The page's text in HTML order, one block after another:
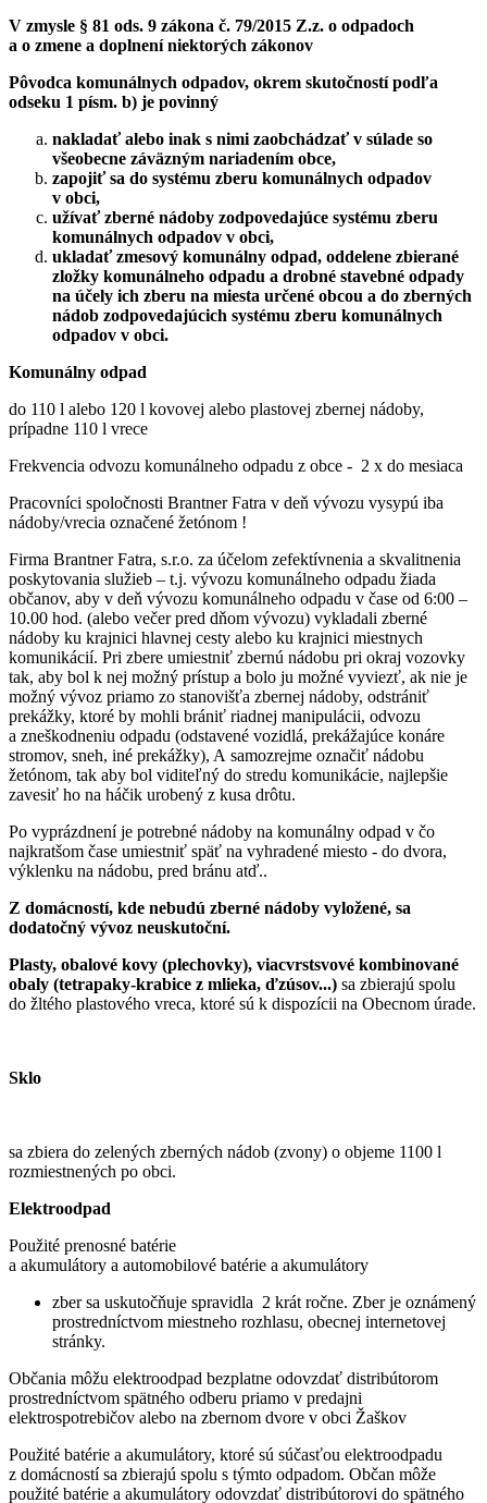
V zmysle § 81 ods. 9 zákona č. 79/2015 Z.z. o odpadoch
a o zmene a doplnení niektorých zákonov
Pôvodca komunálnych odpadov, okrem skutočností podľa
odseku 1 písm. b) je povinný
nakladať alebo inak s nimi zaobchádzať v súlade so
všeobecne záväzným nariadením obce,
zapojiť sa do systému zberu komunálnych odpadov
v obci,
užívať zberné nádoby zodpovedajúce systému zberu
komunálnych odpadov v obci,
ukladať zmesový komunálny odpad, oddelene zbierané
zložky komunálneho odpadu a drobné stavebné odpady
na účely ich zberu na miesta určené obcou a do zberných
nádob zodpovedajúcich systému zberu komunálnych
odpadov v obci.
Komunálny odpad
do 110 l alebo 120 l kovovej alebo plastovej zbernej nádoby,
prípadne 110 l vrece
Frekvencia odvozu komunálneho odpadu z obce - 2 x do mesiaca
Pracovníci spoločnosti Brantner Fatra v deň vývozu vysypú iba
nádoby/vrecia označené žetónom !
Firma Brantner Fatra, s.r.o. za účelom zefektívnenia a skvalitnenia
poskytovania služieb – t.j. vývozu komunálneho odpadu žiada
občanov, aby v deň vývozu komunálneho odpadu v čase od 6:00 –
10.00 hod. (alebo večer pred dňom vývozu) vykladali zberné
nádoby ku krajnici hlavnej cesty alebo ku krajnici miestnych
komunikácií. Pri zbere umiestniť zbernú nádobu pri okraj vozovky
tak, aby bol k nej možný prístup a bolo ju možné vyviezť, ak nie je
možný vývoz priamo zo stanovišťa zbernej nádoby, odstrániť
prekážky, ktoré by mohli brániť riadnej manipulácii, odvozu
a zneškodneniu odpadu (odstavené vozidlá, prekážajúce konáre
stromov, sneh, iné prekážky), A samozrejme označiť nádobu
žetónom, tak aby bol viditeľný do stredu komunikácie, najlepšie
zavesiť ho na háčik urobený z kusa drôtu.
Po vyprázdnení je potrebné nádoby na komunálny odpad v čo
najkratšom čase umiestniť späť na vyhradené miesto - do dvora,
výklenku na nádobu, pred bránu atď..
Z domácností, kde nebudú zberné nádoby vyložené, sa
dodatočný vývoz neuskutoční.
Plasty, obalové kovy (plechovky), viacvrstsvové kombinované
obaly (tetrapaky-krabice z mlieka, ďzúsov...) sa zbierajú spolu
do žltého plastového vreca, ktoré sú k dispozícii na Obecnom úrade.
Sklo
sa zbiera do zelených zberných nádob (zvony) o objeme 1100 l
rozmiestnených po obci.
Elektroodpad
Použité prenosné batérie
a akumulátory a automobilové batérie a akumulátory
zber sa uskutočňuje spravidla 2 krát ročne. Zber je oznámený
prostredníctvom miestneho rozhlasu, obecnej internetovej
stránky.
Občania môžu elektroodpad bezplatne odovzdať distribútorom
prostredníctvom spätného odberu priamo v predajni
elektrospotrebičov alebo na zbernom dvore v obci Žaškov
Použité batérie a akumulátory, ktoré sú súčasťou elektroodpadu
z domácností sa zbierajú spolu s týmto odpadom. Občan môže
použité batérie a akumulátory odovzdať distribútorovi do spätného